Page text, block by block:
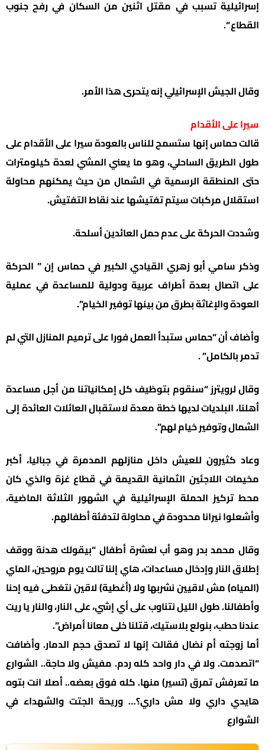
إسرائيلية تسبب في مقتل اثنين من السكان في رفح جنوب
القطاع “.
وقال الجيش الإسرائيلي إنه يتحرى هذا الأمر.
سيرا على الأقدام
قالت حماس إنها ستسمح للناس بالعودة سيرا على الأقدام على
طول الطريق الساحلي، وهو ما يعني المشي لعدة كيلومترات
حتى المنطقة الرسمية في الشمال من حيث يمكنهم محاولة
استقلال مركبات سيتم تفتيشها عند نقاط التفتيش.
وشددت الحركة على عدم حمل العائدين أسلحة.
وذكر سامي أبو زهري القيادي الكبير في حماس إن ” الحركة
على اتصال بعدة أطراف عربية ودولية للمساعدة في عملية
العودة والإغاثة بطرق من بينها توفير الخيام”.
وأضاف أن “حماس ستبدأ العمل فورا على ترميم المنازل التي لم
تدمر بالكامل” .
وقال لرويترز “سنقوم بتوظيف كل إمكانياتنا من أجل مساعدة
أهلنا، البلديات لديها خطة معدة لاستقبال العائلات العائدة إلى
الشمال وتوفير خيام لهم”.
وعاد كثيرون للعيش داخل منازلهم المدمرة في جباليا، أكبر
مخيمات اللاجئين الثمانية القديمة في قطاع غزة والذي كان
محط تركيز الحملة الإسرائيلية في الشهور الثلاثة الماضية،
وأشعلوا نيرانا محدودة في محاولة لتدفئة أطفالهم.
وقال محمد بدر وهو أب لعشرة أطفال “بيقولك هدنة ووقف
إطلاق النار وإدخال مساعدات، هاي إلنا تالت يوم مروحين، الماي
(المياه) مش لاقيين نشربها ولا (أغطية) لاقين نتغطى فيه إحنا
وأطفالنا. طول الليل نتناوب على أي إشي، على النار، والنار يا ريت
عندنا حطب، بنولع بلاستيك، قتلنا خلى معانا أمراض”.
أما زوجته أم نضال فقالت إنها لا تصدق حجم الدمار. وأضافت
“اتصدمت. ولا في دار واحد كله ردم. مفيش ولا حاجة.. الشوارع
ما تعرفش تمرق (تسير) منها. كله فوق بعضه.. أصلا انت بتوه
هايدي داري ولا مش داري؟… وريحة الجتت والشهداء في
الشوارع